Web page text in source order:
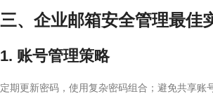
三、企业邮箱安全管理最佳
1. 账号管理策略
定期更新密码，使用复杂密码组合；避免共享账